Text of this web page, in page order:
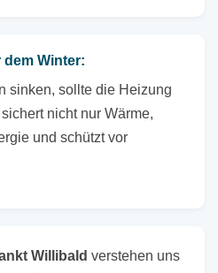
Winter:
sinken, sollte die Heizung
nicht nur Wärme,
und schützt vor
Willibald verstehen uns